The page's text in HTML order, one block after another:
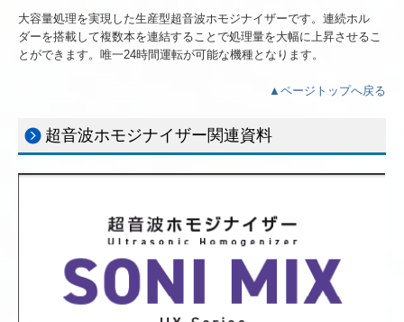
大容量処理を実現した生産型超音波ホモジナイザーです。連続ホル
ダーを搭載して複数本を連結することで処理量を大幅に上昇させるこ
とができます。唯一24時間運転が可能な機種となります。
▲ページトップへ戻る
超音波ホモジナイザー関連資料